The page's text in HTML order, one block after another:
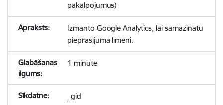
pakalpojumus)
Izmanto Google Analytics, lai samazinātu
pieprasījuma līmeni.
1 minūte
_gid